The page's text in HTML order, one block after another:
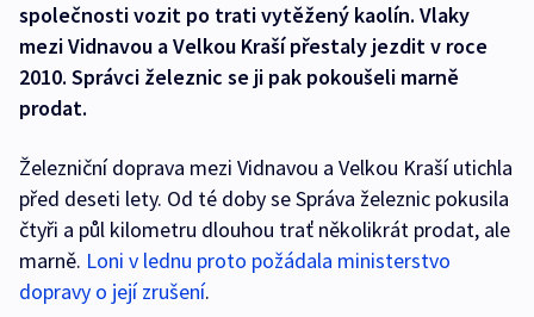
společnosti vozit po trati vytěžený kaolín. Vlaky
mezi Vidnavou a Velkou Kraší přestaly jezdit v roce
2010. Správci železnic se ji pak pokoušeli marně
prodat.
Železniční doprava mezi Vidnavou a Velkou Kraší utichla
před deseti lety. Od té doby se Správa železnic pokusila
čtyři a půl kilometru dlouhou trať několikrát prodat, ale
marně. Loni v lednu proto požádala ministerstvo
dopravy o její zrušení.